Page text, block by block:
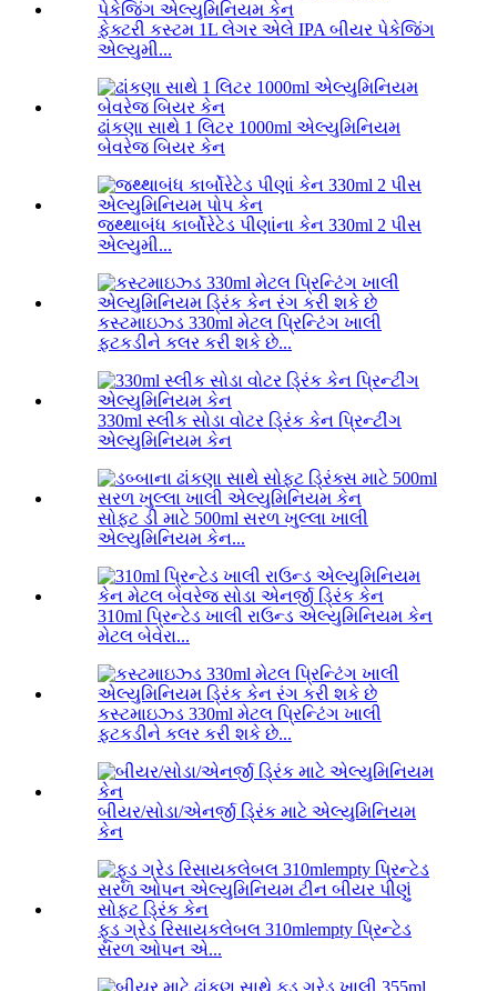
ફેક્ટરી કસ્ટમ 1L લેગર એલે IPA બીયર પેકેજિંગ
એલ્યુમી...
ઢાંકણા સાથે 1 લિટર 1000ml એલ્યુમિનિયમ
બેવરેજ બિયર કેન
જથ્થાબંધ કાર્બોરેટેડ પીણાંના કેન 330ml 2 પીસ
એલ્યુમી...
કસ્ટમાઇઝ્ડ 330ml મેટલ પ્રિન્ટિંગ ખાલી
ફટકડીને કલર કરી શકે છે...
330ml સ્લીક સોડા વોટર ડ્રિંક કેન પ્રિન્ટીંગ
એલ્યુમિનિયમ કેન
સોફ્ટ ડી માટે 500ml સરળ ખુલ્લા ખાલી
એલ્યુમિનિયમ કેન...
310ml પ્રિન્ટેડ ખાલી રાઉન્ડ એલ્યુમિનિયમ કેન
મેટલ બેવેરા...
કસ્ટમાઇઝ્ડ 330ml મેટલ પ્રિન્ટિંગ ખાલી
ફટકડીને કલર કરી શકે છે...
બીયર/સોડા/એનર્જી ડ્રિંક માટે એલ્યુમિનિયમ
કેન
ફૂડ ગ્રેડ રિસાયકલેબલ 310mlempty પ્રિન્ટેડ
સરળ ઓપન એ...